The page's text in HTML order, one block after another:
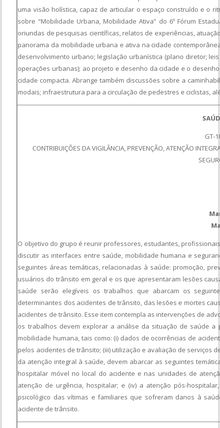
uma visão holística, capaz de articular o espaço construído e o
sobre “Mobilidade Urbana, Mobilidade Ativa” do 6º Fórum
oriundas de pesquisas científicas, relatos de experiências,
panorama da mobilidade urbana e ativa na cidade
desenvolvimento urbano; legislação urbanística (plano diretor;
operações urbanas); ao projeto e desenho da cidade e o
cidade compacta. Abrange também discussões sobre a
modais; infraestrutura para a circulação de pedestres e ciclistas,
GT-
CONTRIBUIÇÕES DA VIGILÂNCIA, PREVENÇÃO, ATENÇÃO
O objetivo do grupo é reunir professores, estudantes,
discutir as interfaces entre saúde, mobilidade humana e
seguintes áreas temáticas, relacionadas à saúde: promoção,
usuários do trânsito em geral e os que apresentaram lesões
saúde serão elegíveis os trabalhos que abarcam os
determinantes dos acidentes de trânsito, das lesões e mortes
acidentes de trânsito. Esse item contempla as intervenções de
os trabalhos devem explorar a análise da situação de saúde
mobilidade humana, tais como: (i) dados de ocorrências de
pelos acidentes de trânsito; (iii) utilização e avaliação de serviços
da atenção integral à saúde, devem abarcar as seguintes
hospitalar móvel no local do acidente e nas unidades de
atenção de urgência, hospitalar; e (iv) a atenção pós-
psicológico das vítimas e familiares que sofreram danos à
acidente de trânsito.